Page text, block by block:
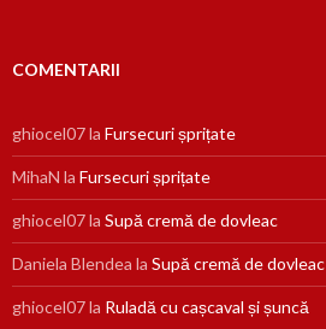
COMENTARII
ghiocel07la Fursecuri șprițate
MihaN la Fursecuri șprițate
ghiocel07la Supă cremă de dovleac
Daniela Blendea la Supă cremă de dovleac
ghiocel07la Ruladă cu cașcaval și șuncă